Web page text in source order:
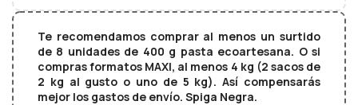
Te recomendamos comprar al menos un surtido
de 8 unidades de 400 g pasta ecoartesana. O si
compras formatos MAXI, al menos 4 kg (2 sacos de
2 kg al gusto o uno de 5 kg). Así compensarás
mejor los gastos de envío. Spiga Negra.